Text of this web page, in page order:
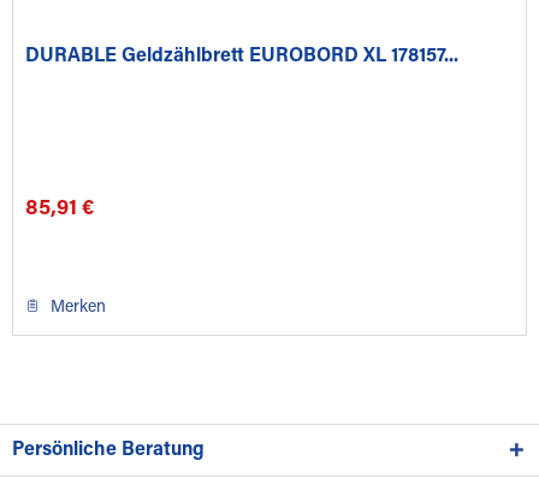
DURABLE Geldzählbrett EUROBORD XL 178157...
85,91 €
Merken
Persönliche Beratung